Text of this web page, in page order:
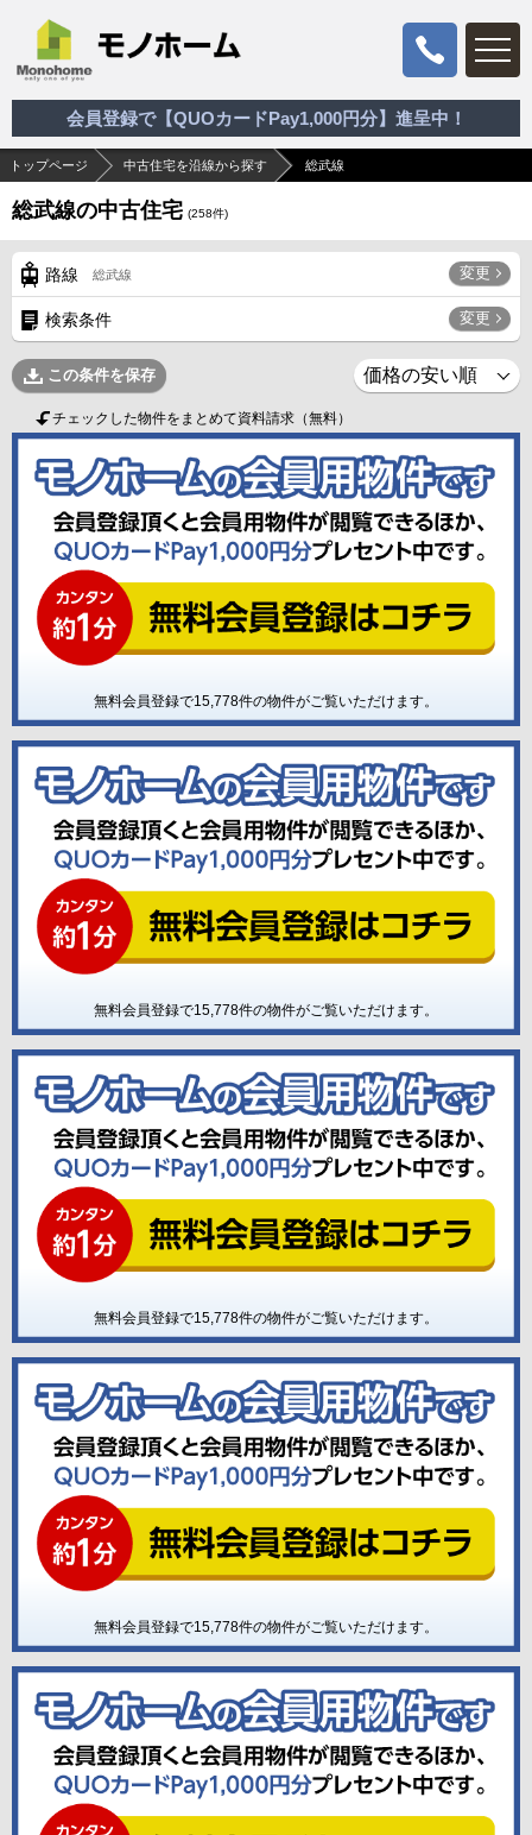
会員登録で【QUOカードPay1,000円分】進呈中！
トップページ 中古住宅を沿線から探す 総武線
総武線の中古住宅 (258件)
路線 総武線 変更
検索条件 変更
この条件を保存
チェックした物件をまとめて資料請求（無料）
無料会員登録で15,778件の物件がご覧いただけます。
無料会員登録で15,778件の物件がご覧いただけます。
無料会員登録で15,778件の物件がご覧いただけます。
無料会員登録で15,778件の物件がご覧いただけます。